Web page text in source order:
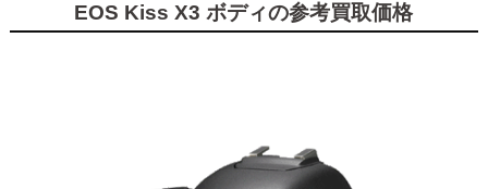
EOS Kiss X3 ボディの参考買取価格